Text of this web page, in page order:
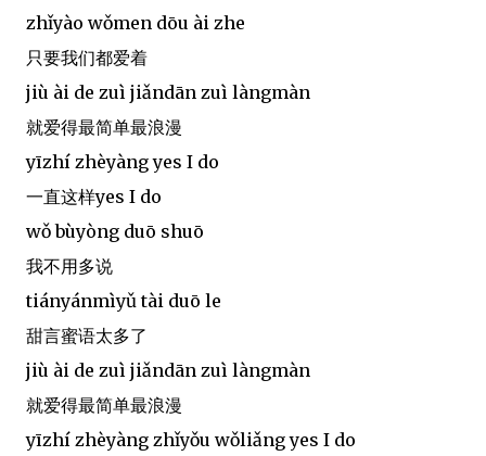
zhǐyào wǒmen dōu ài zhe
只要我们都爱着
jiù ài de zuì jiǎndān zuì làngmàn
就爱得最简单最浪漫
yīzhí zhèyàng yes I do
一直这样yes I do
wǒ bùyòng duō shuō
我不用多说
tiányánmìyǔ tài duō le
甜言蜜语太多了
jiù ài de zuì jiǎndān zuì làngmàn
就爱得最简单最浪漫
yīzhí zhèyàng zhǐyǒu wǒliǎng yes I do